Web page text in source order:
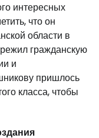
интересных
что он
области в
гражданскую
и
пришлось
класса, чтобы